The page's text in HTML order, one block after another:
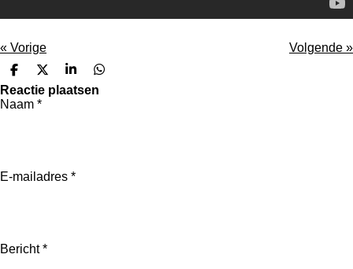
« Vorige Volgende »
D
e
l
e
D
e
e
S
h
D
e
Reactie plaatsen
Naam *
E-mailadres *
Bericht *